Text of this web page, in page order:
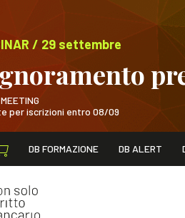
/ 29 settembre
per iscrizioni entro 08/09
WEBINAR /
DB FORMAZIONE DB ALERT